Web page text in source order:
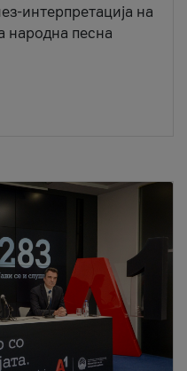
интерпретација на
народна песна